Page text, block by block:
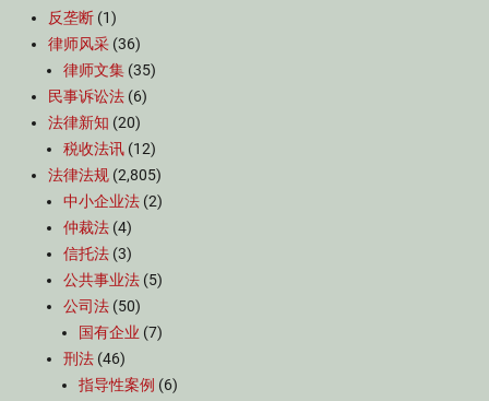
反垄断 (1)
律师风采 (36)
律师文集 (35)
民事诉讼法 (6)
法律新知 (20)
税收法讯 (12)
法律法规 (2,805)
中小企业法 (2)
仲裁法 (4)
信托法 (3)
公共事业法 (5)
公司法 (50)
国有企业 (7)
刑法 (46)
指导性案例 (6)